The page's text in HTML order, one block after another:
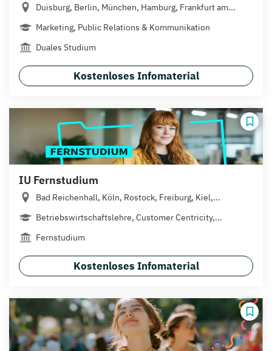
Duisburg, Berlin, München, Hamburg, Frankfurt am...
Marketing, Public Relations & Kommunikation
Duales Studium
Kostenloses Infomaterial
IU Fernstudium
Bad Reichenhall, Köln, Rostock, Freiburg, Kiel,...
Betriebswirtschaftslehre, Customer Centricity,...
Fernstudium
Kostenloses Infomaterial